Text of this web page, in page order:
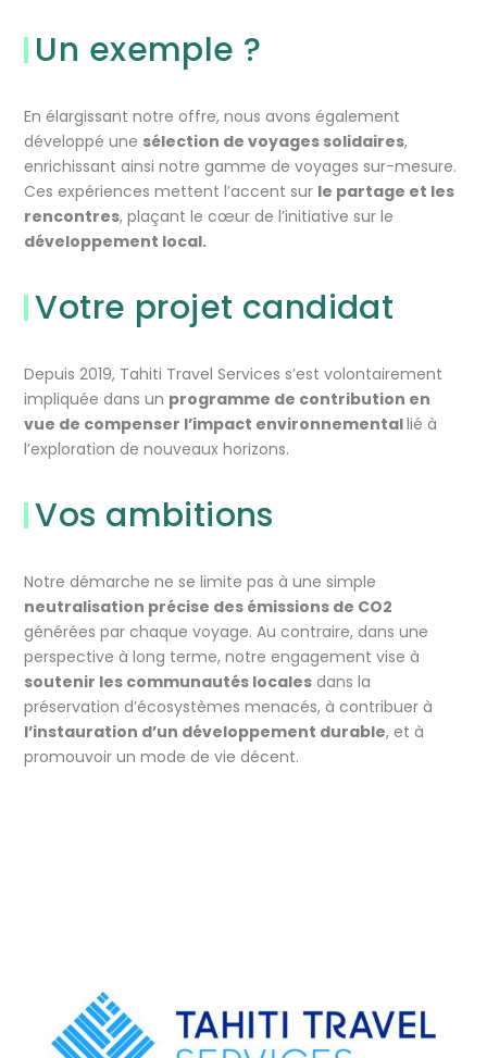
Un exemple ?
En élargissant notre offre, nous avons également
développé une sélection de voyages solidaires,
enrichissant ainsi notre gamme de voyages sur-mesure.
Ces expériences mettent l’accent sur le partage et les
rencontres, plaçant le cœur de l’initiative sur le
développement local.
Votre projet candidat
Depuis 2019, Tahiti Travel Services s’est volontairement
impliquée dans un programme de contribution en
vue de compenser l’impact environnementallié à
l’exploration de nouveaux horizons.
Vos ambitions
Notre démarche ne se limite pas à une simple
neutralisation précise des émissions de CO2
générées par chaque voyage. Au contraire, dans une
perspective à long terme, notre engagement vise à
soutenir les communautés locales dans la
préservation d’écosystèmes menacés, à contribuer à
l’instauration d’un développement durable, et à
promouvoir un mode de vie décent.